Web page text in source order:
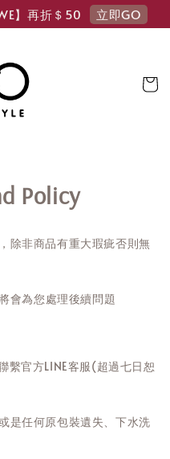
】再折＄50 立即GO
Policy
除非商品有重大瑕疵否則無
會為您處理後續問題
繫官方LINE客服(超過七日恕
是任何原包裝遺失、下水洗